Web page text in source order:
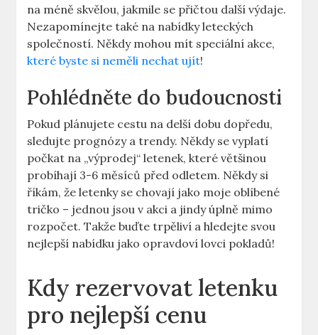
na méně skvělou, jakmile se přičtou další výdaje.
Nezapomínejte také na nabídky leteckých
společností. Někdy mohou mít speciální akce,
které byste si neměli nechat ujít!
Pohlédněte do budoucnosti
Pokud plánujete cestu na delší dobu dopředu,
sledujte prognózy a trendy. Někdy se vyplatí
počkat na „výprodej“ letenek, které většinou
probíhají 3-6 měsíců před odletem. Někdy si
říkám, že letenky se chovají jako moje oblíbené
tričko – jednou jsou v akci a jindy úplně mimo
rozpočet. Takže buďte trpěliví a hledejte svou
nejlepší nabídku jako opravdoví lovci pokladů!
Kdy rezervovat letenku
pro nejlepší cenu